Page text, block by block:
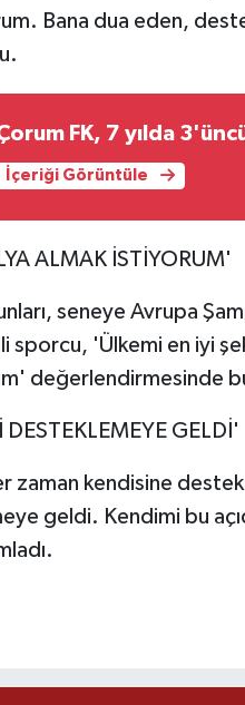
Bana dua eden,
FK, 7 yılda
İçeriği Görüntüle
ALMAK İSTİYORUM'
seneye Avrupa
sporcu, 'Ülkemi en iyi
değerlendirmesinde
GELDİ'
zaman kendisine
geldi. Kendimi bu